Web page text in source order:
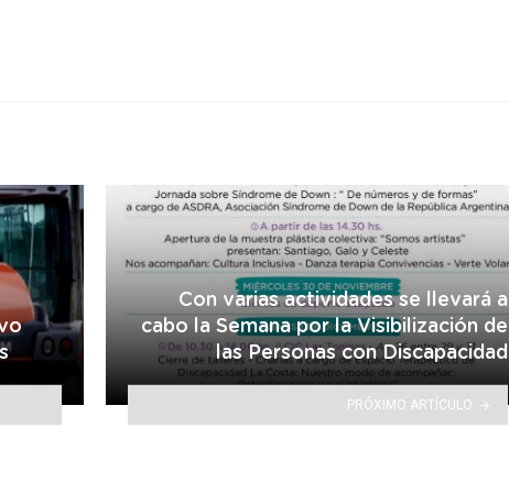
Con varias actividades se llevará a
cabo la Semana por la Visibilización de
las Personas con Discapacidad
PRÓXIMO ARTÍCULO